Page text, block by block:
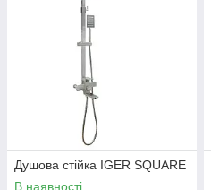
Душова стійка IGER SQUARE
В наявності